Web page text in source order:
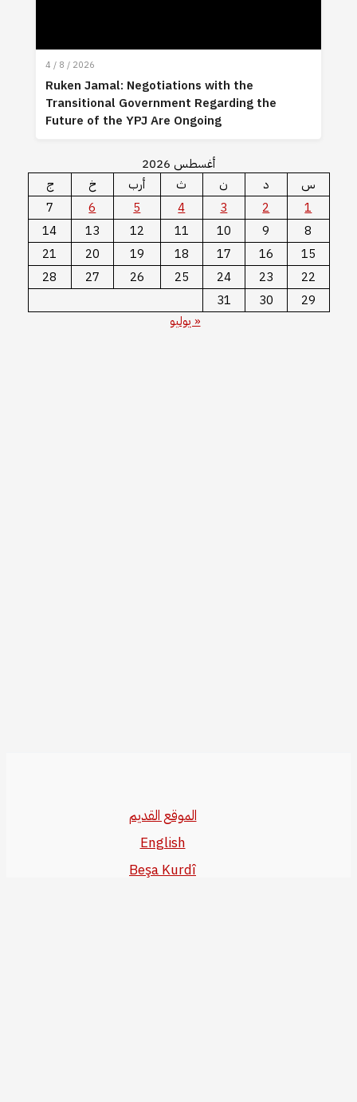
4 / 8 / 2026
Ruken Jamal: Negotiations with the
Transitional Government Regarding the
Future of the YPJ Are Ongoing
أغسطس 2026
س
د ن ث أرب خ
ج
1
2
3
4
5
6
7
8
9
10
11
12
13
14
15
16
17
18
19
20
21
22
23
24
25
26
27
28
29
30
31
« يوليو
الموقع القديم
English
Beşa Kurdî